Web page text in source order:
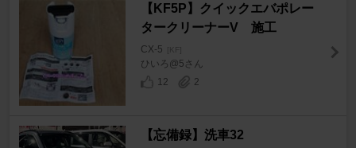
【KF5P】クイックエバポレー
タークリーナーV 施工
CX-5 [KF]
ひいろ@5さん
12
2
【忘備録】洗車32